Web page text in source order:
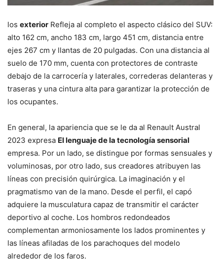
los exterior Refleja al completo el aspecto clásico del SUV:
alto 162 cm, ancho 183 cm, largo 451 cm, distancia entre
ejes 267 cm y llantas de 20 pulgadas. Con una distancia al
suelo de 170 mm, cuenta con protectores de contraste
debajo de la carrocería y laterales, correderas delanteras y
traseras y una cintura alta para garantizar la protección de
los ocupantes.
En general, la apariencia que se le da al Renault Austral
2023 expresa El lenguaje de la tecnología sensorial
empresa. Por un lado, se distingue por formas sensuales y
voluminosas, por otro lado, sus creadores atribuyen las
líneas con precisión quirúrgica. La imaginación y el
pragmatismo van de la mano. Desde el perfil, el capó
adquiere la musculatura capaz de transmitir el carácter
deportivo al coche. Los hombros redondeados
complementan armoniosamente los lados prominentes y
las líneas afiladas de los parachoques del modelo
alrededor de los faros.